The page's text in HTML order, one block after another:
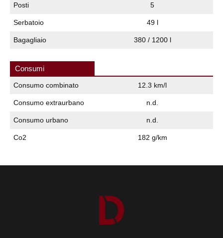
Posti 5
Serbatoio 49 l
Bagagliaio 380 / 1200 l
Consumi
Consumo combinato 12.3 km/l
Consumo extraurbano n.d.
Consumo urbano n.d.
Co2 182 g/km